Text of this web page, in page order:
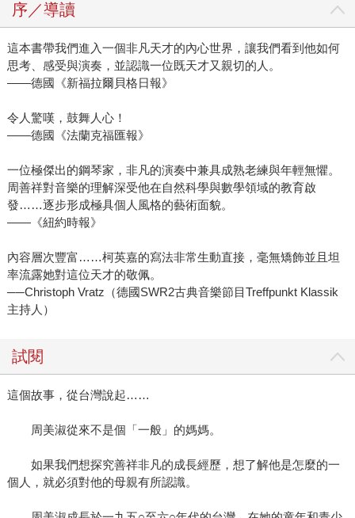
序／導讀
這本書帶我們進入一個非凡天才的內心世界，讓我們看到他如何
思考、感受與演奏，並認識一位既天才又親切的人。
——德國《新福拉爾貝格日報》
令人驚嘆，鼓舞人心！
——德國《法蘭克福匯報》
一位極傑出的鋼琴家，非凡的演奏中兼具成熟老練與年輕無懼。
周善祥對音樂的理解深受他在自然科學與數學領域的教育啟
發……逐步形成極具個人風格的藝術面貌。
——《紐約時報》
內容層次豐富……柯英嘉的寫法非常生動直接，毫無矯飾並且坦
率流露她對這位天才的敬佩。
──Christoph Vratz（德國SWR2古典音樂節目Treffpunkt Klassik
主持人）
試閱
這個故事，從台灣說起……
周美淑從來不是個「一般」的媽媽。
如果我們想探究善祥非凡的成長經歷，想了解他是怎麼的一
個人，就必須對他的母親有所認識。